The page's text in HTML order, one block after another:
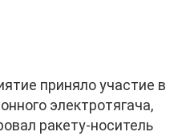
приняло участие в
электротягача,
ракету-носитель